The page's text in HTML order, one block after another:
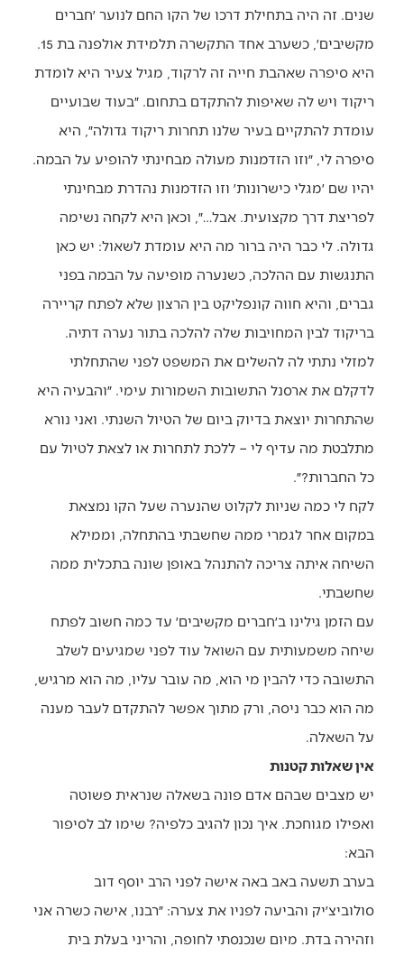
שנים. זה היה בתחילת דרכו של הקו החם לנוער ׳חברים
מקשיבים׳, כשערב אחד התקשרה תלמידת אולפנה בת 15.
היא סיפרה שאהבת חייה זה לרקוד, מגיל צעיר היא לומדת
ריקוד ויש לה שאיפות להתקדם בתחום. ״בעוד שבועיים
עומדת להתקיים בעיר שלנו תחרות ריקוד גדולה״, היא
סיפרה לי, ״וזו הזדמנות מעולה מבחינתי להופיע על הבמה.
יהיו שם ׳מגלי כישרונות׳ וזו הזדמנות נהדרת מבחינתי
לפריצת דרך מקצועית. אבל…״, וכאן היא לקחה נשימה
גדולה. לי כבר היה ברור מה היא עומדת לשאול: יש כאן
התנגשות עם ההלכה, כשנערה מופיעה על הבמה בפני
גברים, והיא חווה קונפליקט בין הרצון שלא לפתח קריירה
בריקוד לבין המחויבות שלה להלכה בתור נערה דתיה.
למזלי נתתי לה להשלים את המשפט לפני שהתחלתי
לדקלם את ארסנל התשובות השמורות עימי. ״והבעיה היא
שהתחרות יוצאת בדיוק ביום של הטיול השנתי. ואני נורא
מתלבטת מה עדיף לי – ללכת לתחרות או לצאת לטיול עם
כל החברות?״.
לקח לי כמה שניות לקלוט שהנערה שעל הקו נמצאת
במקום אחר לגמרי ממה שחשבתי בהתחלה, וממילא
השיחה איתה צריכה להתנהל באופן שונה בתכלית ממה
שחשבתי.
עם הזמן גילינו ב׳חברים מקשיבים׳ עד כמה חשוב לפתח
שיחה משמעותית עם השואל עוד לפני שמגיעים לשלב
התשובה כדי להבין מי הוא, מה עובר עליו, מה הוא מרגיש,
מה הוא כבר ניסה, ורק מתוך אפשר להתקדם לעבר מענה
על השאלה.
אין שאלות קטנות
יש מצבים שבהם אדם פונה בשאלה שנראית פשוטה
ואפילו מגוחכת. איך נכון להגיב כלפיה? שימו לב לסיפור
הבא:
בערב תשעה באב באה אישה לפני הרב יוסף דוב
סולוביצ׳יק והביעה לפניו את צערה: ״רבנו, אישה כשרה אני
וזהירה בדת. מיום שנכנסתי לחופה, והריני בעלת בית